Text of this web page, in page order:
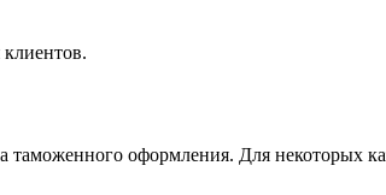
таможенного оформления. Для некоторых